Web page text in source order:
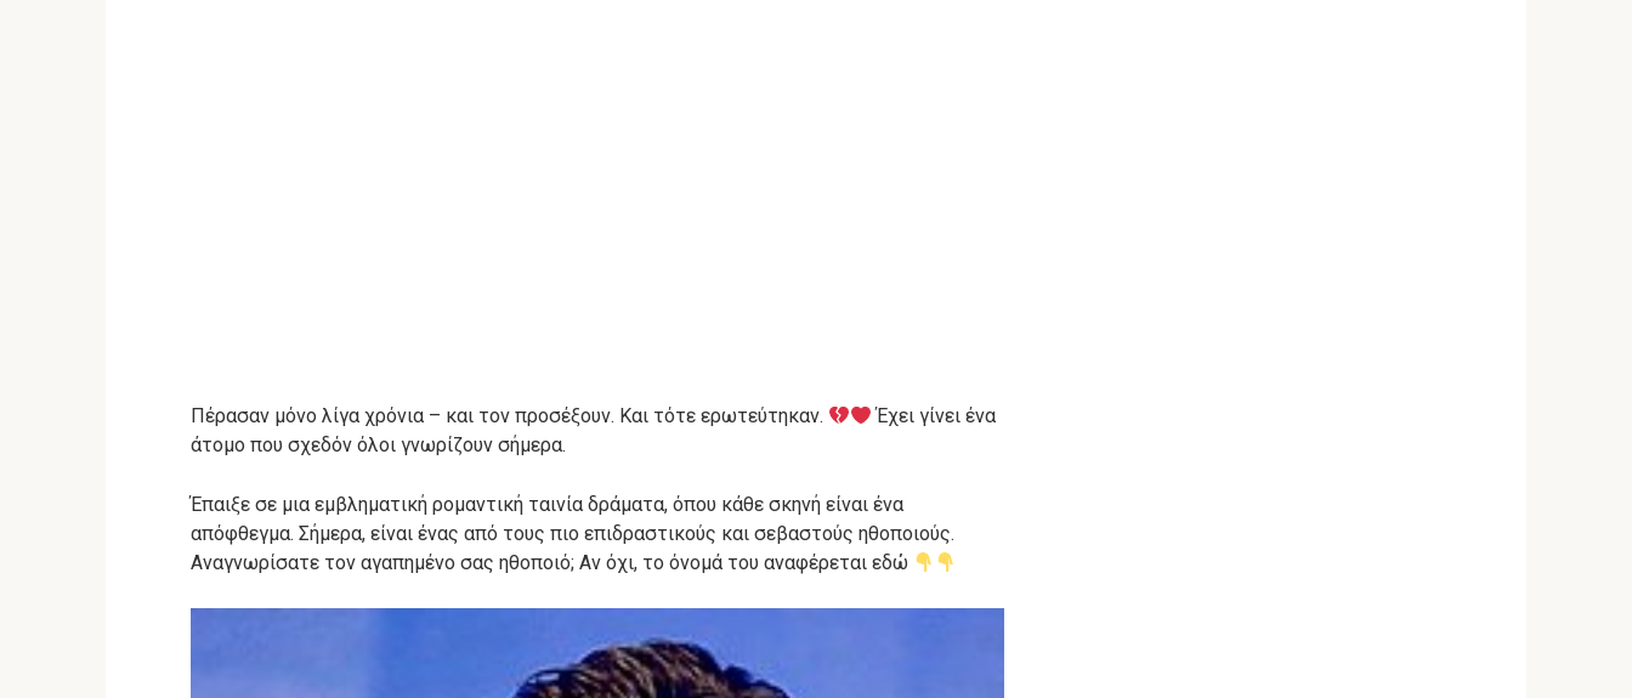
Πέρασαν μόνο λίγα χρόνια – και τον προσέξουν. Και τότε ερωτεύτηκαν.
Έχει γίνει ένα
άτομο που σχεδόν όλοι γνωρίζουν σήμερα.
Έπαιξε σε μια εμβληματική ρομαντική ταινία δράματα, όπου κάθε σκηνή είναι ένα
απόφθεγμα. Σήμερα, είναι ένας από τους πιο επιδραστικούς και σεβαστούς ηθοποιούς.
Αναγνωρίσατε τον αγαπημένο σας ηθοποιό; Αν όχι, το όνομά του αναφέρεται εδώ